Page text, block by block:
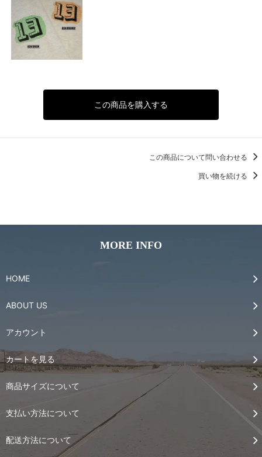
この商品を購入する
この商品について問い合わせる
買い物を続ける
MORE INFO
HOME
ABOUT US
アカウント
カートを見る
商品サイズについて
支払い方法について
配送方法について